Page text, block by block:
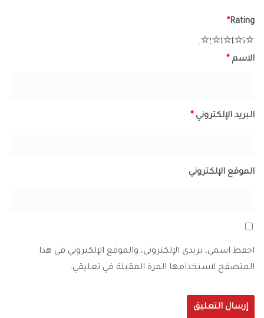
Rating
*
5
4
3
2
الاسم *
البريد الإلكتروني *
الموقع الإلكتروني
احفظ اسمي، بريدي الإلكتروني، والموقع الإلكتروني في هذا
المتصفح لاستخدامها المرة المقبلة في تعليقي.